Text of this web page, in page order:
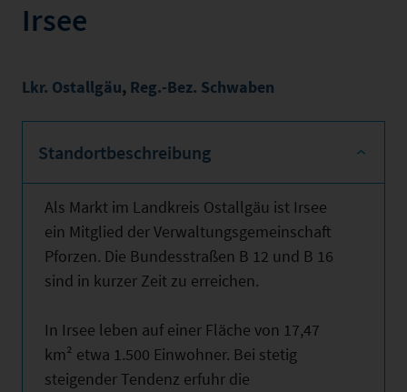
Irsee
Lkr. Ostallgäu, Reg.-Bez. Schwaben
Standortbeschreibung
Als Markt im Landkreis Ostallgäu ist Irsee
ein Mitglied der Verwaltungsgemeinschaft
Pforzen. Die Bundesstraßen B 12 und B 16
sind in kurzer Zeit zu erreichen.
In Irsee leben auf einer Fläche von 17,47
km² etwa 1.500 Einwohner. Bei stetig
steigender Tendenz erfuhr die